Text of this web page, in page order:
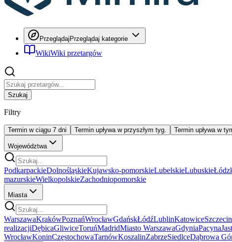
Przeglądaj Przeglądaj kategorie
WikiWiki przetargów
Szukaj
Filtry
Termin w ciągu 7 dni Termin upływa w przyszłym tyg. Termin upływa w
Województwa
PodkarpackieDolnośląskieKujawsko-pomorskieLubelskieLubuskie
mazurskieWielkopolskieZachodniopomorskie
Miasta
WarszawaKrakówPoznańWrocławGdańskŁódźLublinKatowiceSzczecin
realizacjiDębicaGliwiceToruńMadridMiasto WarszawaGdyniaPacyna
WrocławKoninCzęstochowaTarnówKoszalinZabrzeSiedlceDąbrowa